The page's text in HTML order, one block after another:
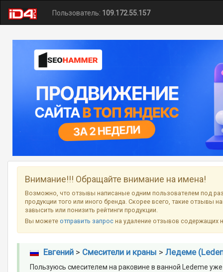
Пользователь: 109.172.55.157
Внимание!!! Обращайте внимание на имена!
Возможно, что отзывы написаные одним пользователем под
продукции того или иного бренда. Скорее всего, такие отзывы
завысить или понизить рейтинги продукции.
Вы можетеотправить запрос на удаление отзывов
Евгений> Смесители и краны > Ледеме
Пользуюсь смесителем на раковине в ванной Ledeme